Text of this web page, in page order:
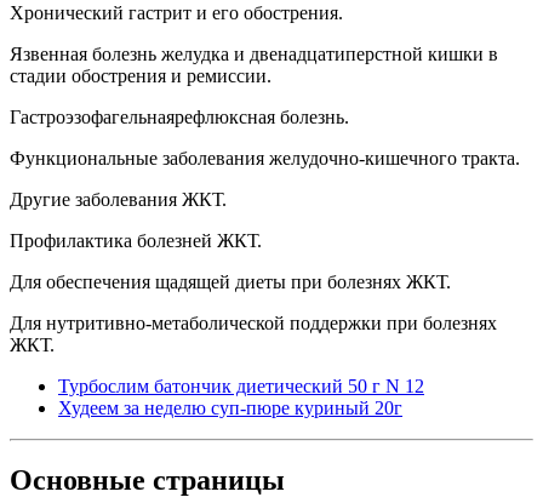
Хронический гастрит и его обострения.
Язвенная болезнь желудка и двенадцатиперстной кишки в
стадии обострения и ремиссии.
Гастроэзофагельнаярефлюксная болезнь.
Функциональные заболевания желудочно-кишечного тракта.
Другие заболевания ЖКТ.
Профилактика болезней ЖКТ.
Для обеспечения щадящей диеты при болезнях ЖКТ.
Для нутритивно-метаболической поддержки при болезнях
ЖКТ.
Турбослим батончик диетический 50 г N 12
Худеем за неделю суп-пюре куриный 20г
Основные страницы